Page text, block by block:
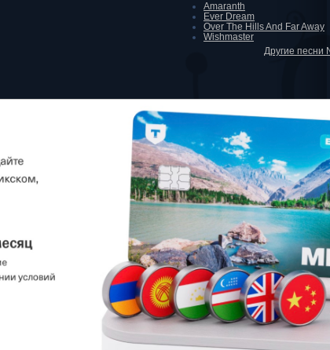
Amaranth
Ever Dream
Over The Hills And Far Away
Wishmaster
Другие песни